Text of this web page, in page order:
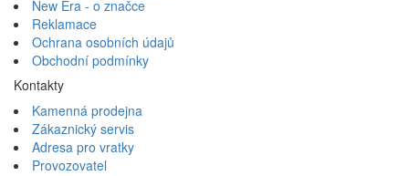
New Era - o značce
Reklamace
Ochrana osobních údajů
Obchodní podmínky
Kontakty
Kamenná prodejna
Zákaznický servis
Adresa pro vratky
Provozovatel